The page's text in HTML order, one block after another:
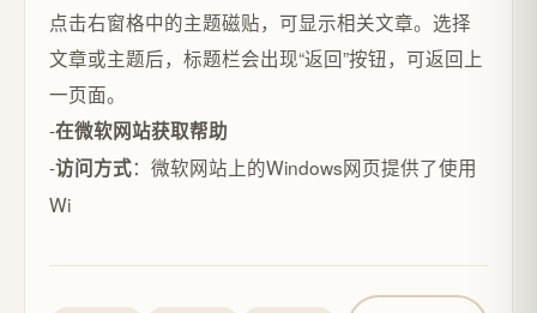
点击右窗格中的主题磁贴，可显示相关文章。选择
文章或主题后，标题栏会出现“返回”按钮，可返回上
一页面。
-在微软网站获取帮助
-访问方式：微软网站上的Windows网页提供了使用
Wi